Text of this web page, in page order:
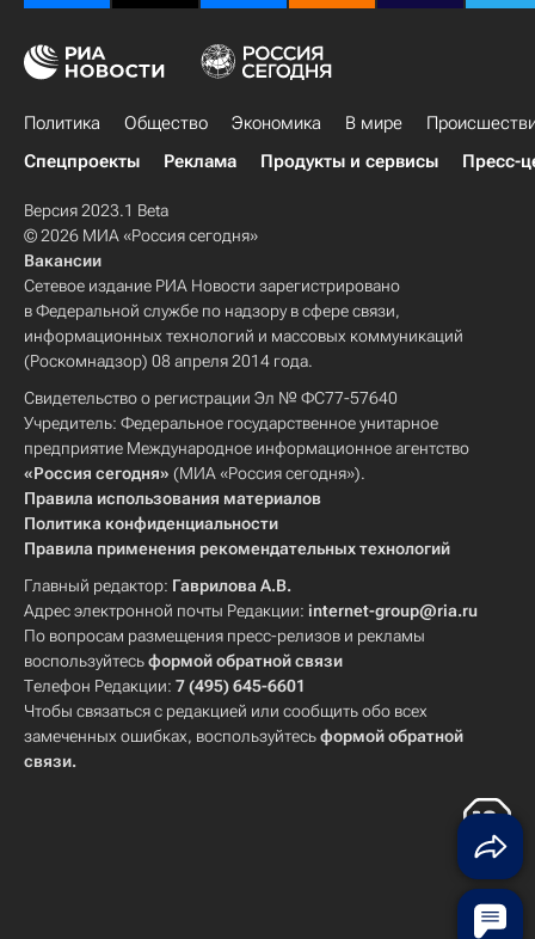
Политика Общество Экономика В мире
Спецпроекты
Реклама Продукты и сервисы Пресс-
Версия 2023.1 Beta
© 2026 МИА «Россия сегодня»
Вакансии
Сетевое издание РИА Новости зарегистрировано
в Федеральной службе по надзору в сфере связи,
информационных технологий и массовых коммуникаций
(Роскомнадзор) 08 апреля 2014 года.
Свидетельство о регистрации Эл № ФС77-57640
Учредитель: Федеральное государственное унитарное
предприятие Международное информационное агентство
«Россия сегодня» (МИА «Россия сегодня»).
Правила использования материалов
Политика конфиденциальности
Правила применения рекомендательных технологий
Главный редактор: Гаврилова А.В.
Адрес электронной почты Редакции: internet-group@ria.ru
По вопросам размещения пресс-релизов и рекламы
воспользуйтесьформой обратной связи
Телефон Редакции: 7 (495) 645-6601
Чтобы связаться с редакцией или сообщить обо всех
замеченных ошибках, воспользуйтесьформой обратной
связи.